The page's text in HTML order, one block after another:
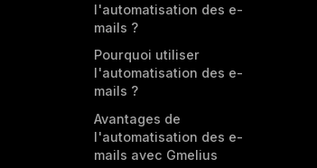
l'automatisation des e-
mails ?
Pourquoi utiliser
l'automatisation des e-
mails ?
Avantages de
l'automatisation des e-
mails avec Gmelius